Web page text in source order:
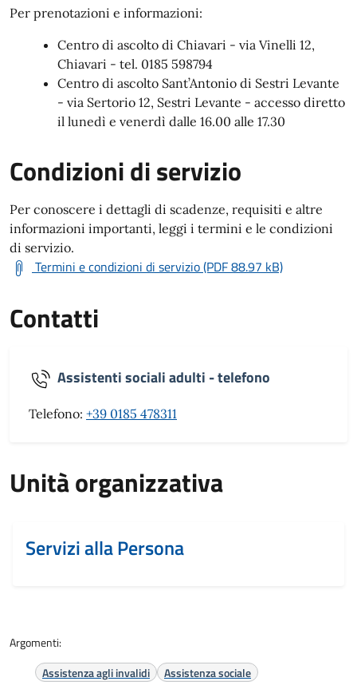
Per prenotazioni e informazioni:
Centro di ascolto di Chiavari - via Vinelli 12,
Chiavari - tel. 0185 598794
Centro di ascolto Sant’Antonio di Sestri Levante
- via Sertorio 12, Sestri Levante - accesso diretto
il lunedì e venerdì dalle 16.00 alle 17.30
Condizioni di servizio
Per conoscere i dettagli di scadenze, requisiti e altre
informazioni importanti, leggi i termini e le condizioni
di servizio.
Termini e condizioni di servizio (PDF 88.97 kB)
Contatti
Assistenti sociali adulti - telefono
Telefono: +39 0185 478311
Unità organizzativa
Servizi alla Persona
Argomenti:
Assistenza agli invalidi
Assistenza sociale